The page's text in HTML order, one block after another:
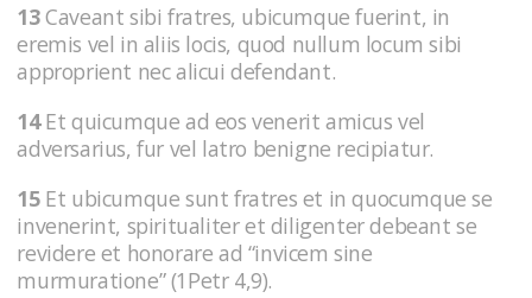
13Caveant sibi fratres, ubicumque fuerint, in
eremis vel in aliis locis, quod nullum locum sibi
approprient nec alicui defendant.
14Et quicumque ad eos venerit amicus vel
adversarius, fur vel latro benigne recipiatur.
15Et ubicumque sunt fratres et in quocumque se
invenerint, spiritualiter et diligenter debeant se
revidere et honorare ad “invicem sine
murmuratione” (1Petr 4,9).